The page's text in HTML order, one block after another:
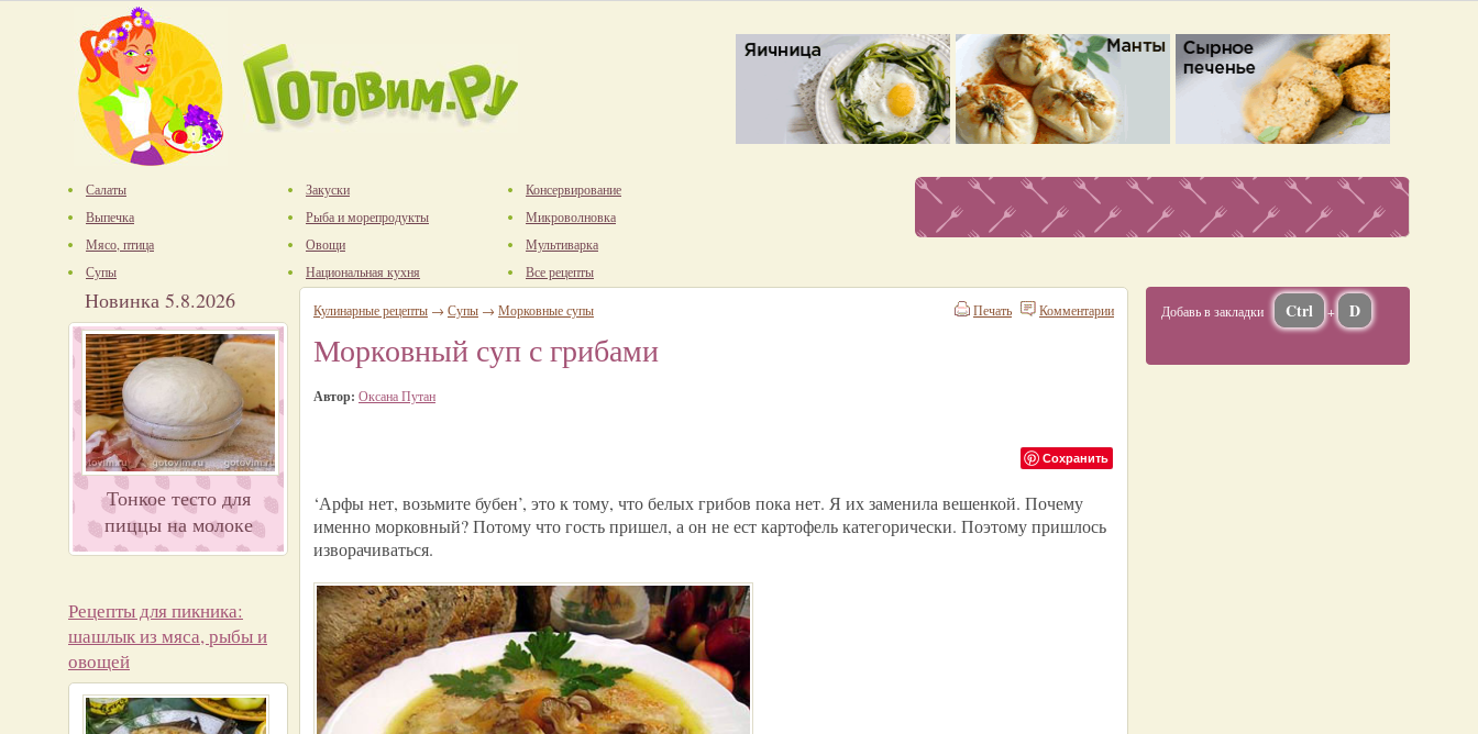
Салаты
Выпечка
Мясо, птица
Супы
Закуски
Рыба и морепродукты
Овощи
Национальная кухня
Консервирование
Микроволновка
Мультиварка
Все рецепты
Новинка 5.8.2026
Тонкое тесто для
пиццы на молоке
Рецепты для пикника:
шашлык из мяса, рыбы и
овощей
Комментарии
Печать
Кулинарные рецепты → Супы → Морковные супы
Морковный суп с грибами
Автор: Оксана Путан
Сохранить
‘Арфы нет, возьмите бубен’, это к тому, что белых грибов пока нет. Я их заменила вешенкой. Почему
именно морковный? Потому что гость пришел, а он не ест картофель категорически. Поэтому пришлось
изворачиваться.
Добавь в закладки Ctrl + D